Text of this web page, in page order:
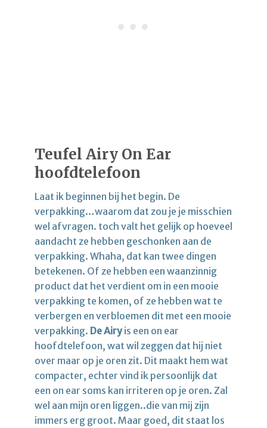
Teufel Airy On Ear
hoofdtelefoon
Laat ik beginnen bij het begin. De
verpakking…waarom dat zou je je misschien
wel afvragen. toch valt het gelijk op hoeveel
aandacht ze hebben geschonken aan de
verpakking. Whaha, dat kan twee dingen
betekenen. Of ze hebben een waanzinnig
product dat het verdient om in een mooie
verpakking te komen, of ze hebben wat te
verbergen en verbloemen dit met een mooie
verpakking. De Airyis een on ear
hoofdtelefoon, wat wil zeggen dat hij niet
over maar op je oren zit. Dit maakt hem wat
compacter, echter vind ik persoonlijk dat
een on ear soms kan irriteren op je oren. Zal
wel aan mijn oren liggen..die van mij zijn
immers erg groot. Maar goed, dit staat los